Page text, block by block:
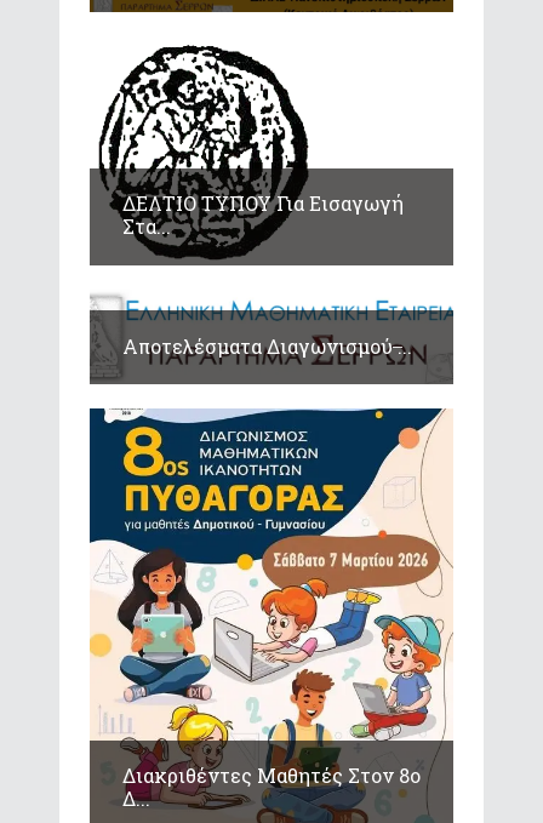
ΔΕΛΤΙΟ ΤΥΠΟΥ Για Εισαγωγή
Στα...
Αποτελέσματα Διαγωνισμού ̶...
Διακριθέντες Μαθητές Στον 8ο
Δ...